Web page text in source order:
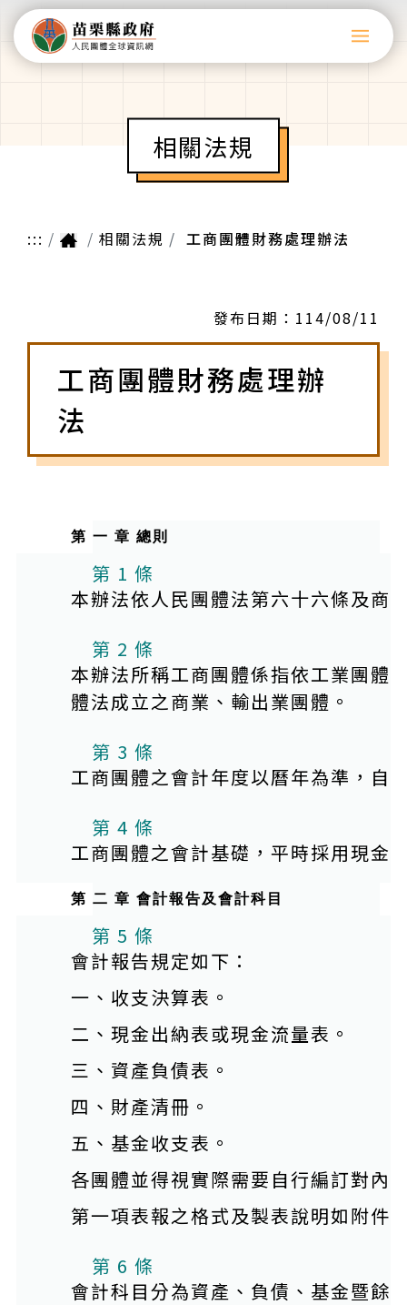
相關法規
::: 相關法規 工商團體財務處理辦法
發布日期： 114/08/11
工商團體財務處理辦
法
第 一 章 總則
第 1 條
本辦法依人民團體法第六十六條及商
第 2 條
本辦法所稱工商團體係指依工業團體
體法成立之商業、輸出業團體。
第 3 條
工商團體之會計年度以曆年為準，自
第 4 條
工商團體之會計基礎，平時採用現金
第 二 章 會計報告及會計科目
本條文有附件
第 5 條
會計報告規定如下：
一、收支決算表。
二、現金出納表或現金流量表。
三、資產負債表。
四、財產清冊。
五、基金收支表。
各團體並得視實際需要自行編訂對內
第一項表報之格式及製表說明如附件
本條文有附件
第 6 條
會計科目分為資產、負債、基金暨餘